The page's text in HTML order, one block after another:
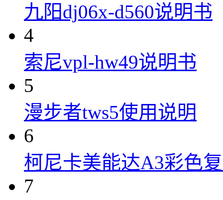
九阳dj06x-d560说明书
4
索尼vpl-hw49说明书
5
漫步者tws5使用说明
6
柯尼卡美能达A3彩色
7